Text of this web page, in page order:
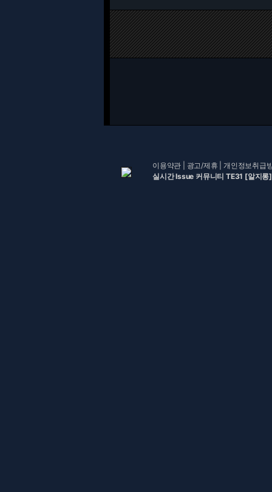
이용약관 광고/제휴 |개인정보취급
실시간 Issue 커뮤니티 TE31 [알지